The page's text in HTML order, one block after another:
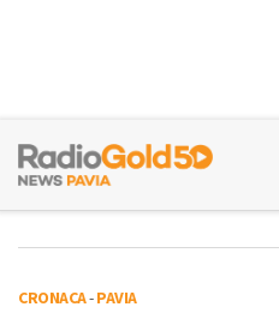
CRONACA-PAVIA